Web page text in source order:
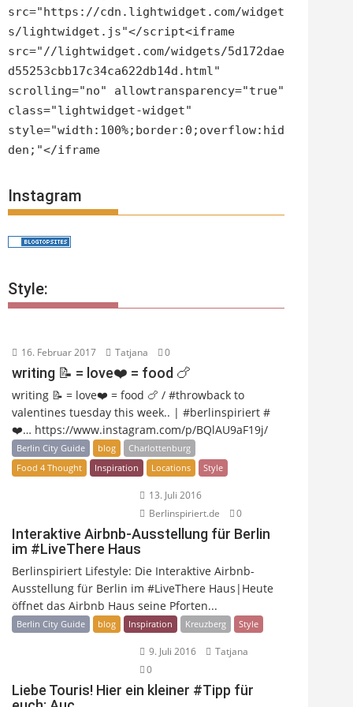
src="https://cdn.lightwidget.com/widget
s/lightwidget.js"</script<iframe
src="//lightwidget.com/widgets/5d172dae
d55253cbb17c34ca622db14d.html"
scrolling="no" allowtransparency="true"
class="lightwidget-widget"
style="width:100%;border:0;overflow:hid
den;"</iframe
Instagram
Style:
16. Februar 2017 Tatjana 0
writing 📝 = love❤️ = food 🍗
writing 📝 = love❤️ = food 🍗 / #throwback to
valentines tuesday this week.. | #berlinspiriert #
❤️… https://www.instagram.com/p/BQlAU9aF19j/
Berlin City Guide blog
Charlottenburg
Food 4 Thought
Inspiration Locations Style
13. Juli 2016
Berlinspiriert.de
0
Interaktive Airbnb-Ausstellung für Berlin
im #LiveThere Haus
Berlinspiriert Lifestyle: Die Interaktive Airbnb-
Ausstellung für Berlin im #LiveThere Haus|Heute
öffnet das Airbnb Haus seine Pforten...
Berlin City Guide blog Inspiration Kreuzberg Style
9. Juli 2016
Tatjana
0
Liebe Touris! Hier ein kleiner #Tipp für